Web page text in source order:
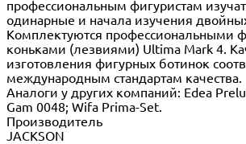
профессиональным фигуристам
одинарные и начала изучения
Комплектуются профессиональными
коньками (лезвиями) Ultima Mark 4.
изготовления фигурных ботинок
международным стандартам качества.
Аналоги у других компаний: Edea
Gam 0048; Wifa Prima-Set.
Производитель
JACKSON